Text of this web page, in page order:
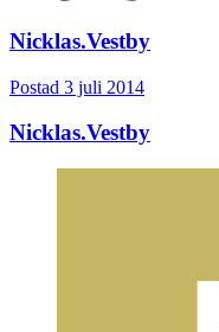
Nicklas.Vestby
Postad 3 juli 2014
Nicklas.Vestby